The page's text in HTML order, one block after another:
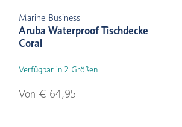
Marine Business
Aruba Waterproof Tischdecke
Coral
Verfügbar in 2 Größen
Von € 64,95